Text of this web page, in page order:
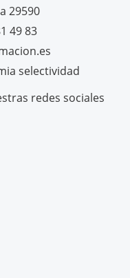
29590
49 83
selectividad
redes sociales